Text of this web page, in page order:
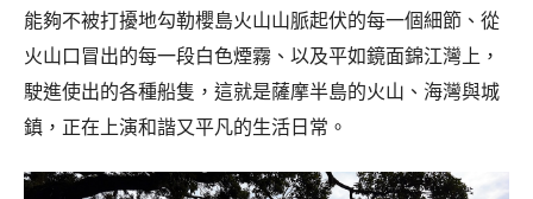
能夠不被打擾地勾勒櫻島火山山脈起伏的每一個細節、從
火山口冒出的每一段白色煙霧、以及平如鏡面錦江灣上，
駛進使出的各種船隻，這就是薩摩半島的火山、海灣與城
鎮，正在上演和諧又平凡的生活日常。